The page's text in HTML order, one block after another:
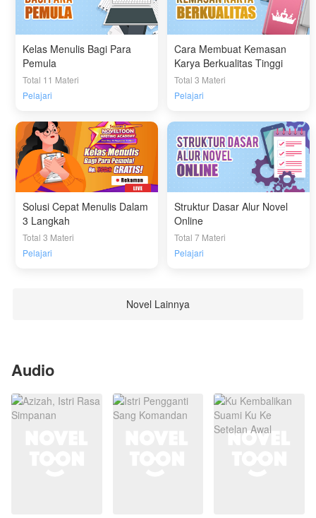
Kelas Menulis Bagi Para
Pemula
Total 11 Materi
Pelajari
Cara Membuat Kemasan
Karya Berkualitas Tinggi
Total 3 Materi
Pelajari
Solusi Cepat Menulis Dalam
3 Langkah
Total 3 Materi
Pelajari
Struktur Dasar Alur Novel
Online
Total 7 Materi
Pelajari
Novel Lainnya
Audio